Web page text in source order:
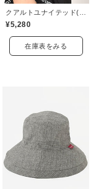
¥5,280
在庫表をみる